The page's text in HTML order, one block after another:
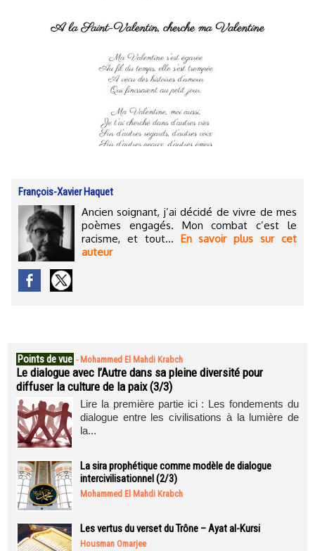
François-Xavier Haquet
Ancien soignant, j’ai décidé de vivre de mes
poèmes engagés. Mon combat c’est le
racisme, et tout... En savoir plus sur cet
auteur
Points de vue - Mohammed El Mahdi Krabch
Le dialogue avec l’Autre dans sa pleine diversité pour
diffuser la culture de la paix (3/3)
Lire la première partie ici : Les fondements du
dialogue entre les civilisations à la lumière de
la...
La sira prophétique comme modèle de dialogue
intercivilisationnel (2/3)
Mohammed El Mahdi Krabch
Les vertus du verset du Trône – Ayat al-Kursi
Housman Omarjee